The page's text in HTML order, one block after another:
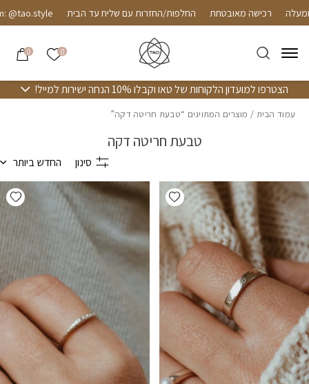
Skip to Contentרכישה מאובטחת החלפות/החזרות עם שליח עד הבית
0 הרשימה
0
הצטרפו למועדון הלקוחות של טאו וקבלו 10% הנחה ישירות למייל!
עמוד הבית / מוצרים המתויגים “טבעת חריטה דקה”
טבעת חריטה דקה
סינון החדש ביותר
Add wishlist
בחזרה למעלה